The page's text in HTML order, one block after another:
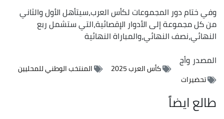
وفي ختام دور المجموعات لكأس العرب،سيتأهل الأول والثاني
من كل مجموعة إلى الأدوار الإقصائية،التي ستشمل ربع
النهائي،نصف النهائي،والمباراة النهائية
المصدروأج
كأس العرب 2025
المنتخب الوطني للمحليين
تحضيرات
طالع ايضاً